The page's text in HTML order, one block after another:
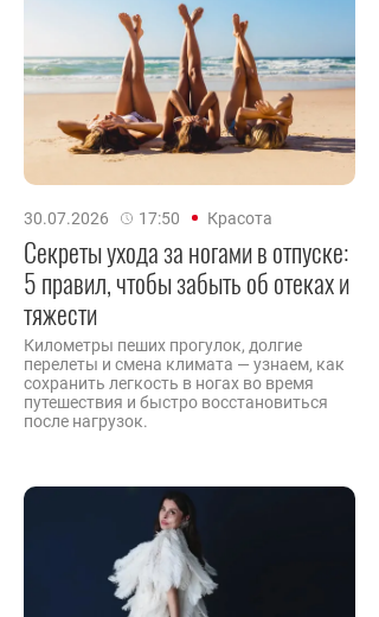
30.07.2026 17:50 Красота
Секреты ухода за ногами в отпуске:
5 правил, чтобы забыть об отеках и
тяжести
Километры пеших прогулок, долгие
перелеты и смена климата — узнаем, как
сохранить легкость в ногах во время
путешествия и быстро восстановиться
после нагрузок.